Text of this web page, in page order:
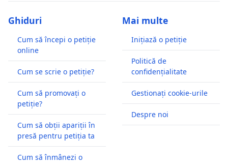
Ghiduri
Cum să începi o petiție
online
Cum se scrie o petiție?
Cum să promovați o
petiție?
Cum să obții apariții în
presă pentru petiția ta
Cum să înmânezi o
Mai multe
Inițiază o petiție
Politică de
confidențialitate
Gestionați cookie-urile
Despre noi